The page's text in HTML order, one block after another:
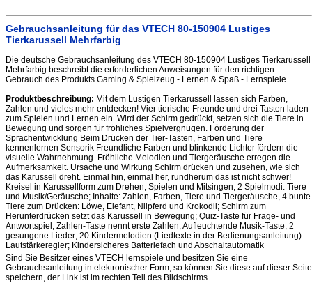
Gebrauchsanleitung für das VTECH 80-150904 Lustiges
Tierkarussell Mehrfarbig
Die deutsche Gebrauchsanleitung des VTECH 80-150904 Lustiges Tierkarussell
Mehrfarbig beschreibt die erforderlichen Anweisungen für den richtigen
Gebrauch des Produkts Gaming & Spielzeug - Lernen & Spaß - Lernspiele.
Produktbeschreibung: Mit dem Lustigen Tierkarussell lassen sich Farben,
Zahlen und vieles mehr entdecken! Vier tierische Freunde und drei Tasten laden
zum Spielen und Lernen ein. Wird der Schirm gedrückt, setzen sich die Tiere in
Bewegung und sorgen für fröhliches Spielvergnügen. Förderung der
Sprachentwicklung Beim Drücken der Tier-Tasten, Farben und Tiere
kennenlernen Sensorik Freundliche Farben und blinkende Lichter fördern die
visuelle Wahrnehmung. Fröhliche Melodien und Tiergeräusche erregen die
Aufmerksamkeit. Ursache und Wirkung Schirm drücken und zusehen, wie sich
das Karussell dreht. Einmal hin, einmal her, rundherum das ist nicht schwer!
Kreisel in Karussellform zum Drehen, Spielen und Mitsingen; 2 Spielmodi: Tiere
und Musik/Geräusche; Inhalte: Zahlen, Farben, Tiere und Tiergeräusche, 4 bunte
Tiere zum Drücken: Löwe, Elefant, Nilpferd und Krokodil; Schirm zum
Herunterdrücken setzt das Karussell in Bewegung; Quiz-Taste für Frage- und
Antwortspiel; Zahlen-Taste nennt erste Zahlen; Aufleuchtende Musik-Taste; 2
gesungene Lieder; 20 Kindermelodien (Liedtexte in der Bedienungsanleitung)
Lautstärkeregler; Kindersicheres Batteriefach und Abschaltautomatik
Sind Sie Besitzer eines VTECH lernspiele und besitzen Sie eine
Gebrauchsanleitung in elektronischer Form, so können Sie diese auf dieser Seite
speichern, der Link ist im rechten Teil des Bildschirms.